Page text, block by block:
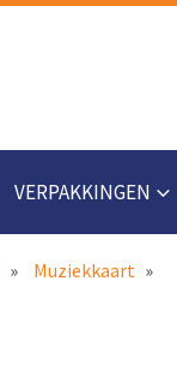
VERPAKKINGEN
Muziekkaart